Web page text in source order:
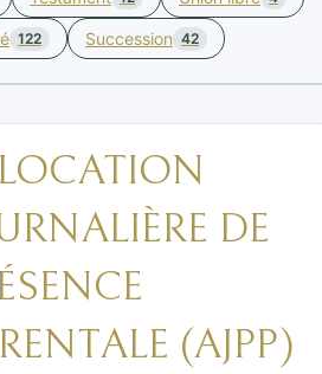
122 Succession 42
DE
(AJPP)